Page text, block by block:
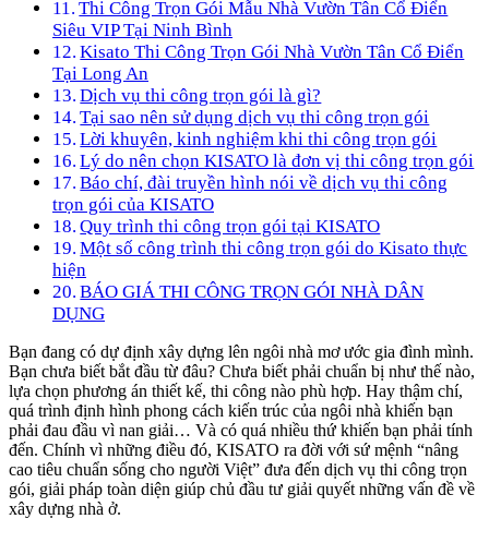
Thi Công Trọn Gói Mẫu Nhà Vườn Tân Cổ Điển
Siêu VIP Tại Ninh Bình
Kisato Thi Công Trọn Gói Nhà Vườn Tân Cổ Điển
Tại Long An
Dịch vụ thi công trọn gói là gì?
Tại sao nên sử dụng dịch vụ thi công trọn gói
Lời khuyên, kinh nghiệm khi thi công trọn gói
Lý do nên chọn KISATO là đơn vị thi công trọn gói
Báo chí, đài truyền hình nói về dịch vụ thi công
trọn gói của KISATO
Quy trình thi công trọn gói tại KISATO
Một số công trình thi công trọn gói do Kisato thực
hiện
BÁO GIÁ THI CÔNG TRỌN GÓI NHÀ DÂN
DỤNG
Bạn đang có dự định xây dựng lên ngôi nhà mơ ước gia đình mình.
Bạn chưa biết bắt đầu từ đâu? Chưa biết phải chuẩn bị như thế nào,
lựa chọn phương án thiết kế, thi công nào phù hợp. Hay thậm chí,
quá trình định hình phong cách kiến trúc của ngôi nhà khiến bạn
phải đau đầu vì nan giải… Và có quá nhiều thứ khiến bạn phải tính
đến. Chính vì những điều đó, KISATO ra đời với sứ mệnh “nâng
cao tiêu chuẩn sống cho người Việt” đưa đến dịch vụ thi công trọn
gói, giải pháp toàn diện giúp chủ đầu tư giải quyết những vấn đề về
xây dựng nhà ở.